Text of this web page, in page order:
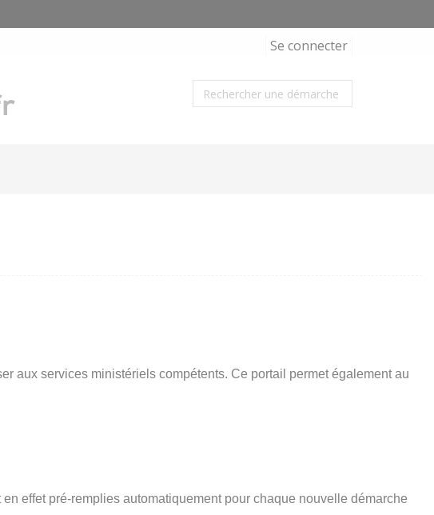
Se connecter
aux services ministériels compétents. Ce portail permet également au
effet pré-remplies automatiquement pour chaque nouvelle démarche